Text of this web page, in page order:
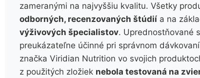
zameranými na najvyššiu kvalitu. Všetky
odborných, recenzovaných štúdií a na
výživových špecialistov. Uprednostňované
preukázateľne účinné pri správnom
značka Viridian Nutrition vo svojich
z použitých zložiek nebola testovaná na